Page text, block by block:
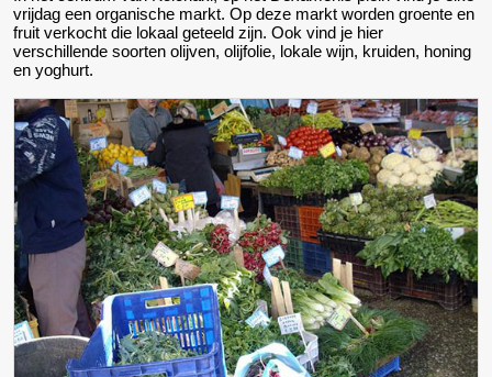
vrijdag een organische markt. Op deze markt worden groente en
fruit verkocht die lokaal geteeld zijn. Ook vind je hier
verschillende soorten olijven, olijfolie, lokale wijn, kruiden, honing
en yoghurt.